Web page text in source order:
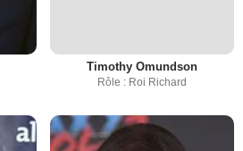
Timothy Omundson
Rôle : Roi Richard